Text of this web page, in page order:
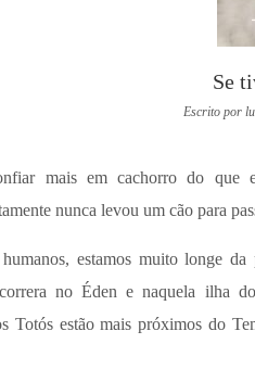
Se
Escrito por
mais em cachorro do que
nunca levou um cão para
estamos muito longe da
no Éden e naquela ilha
Totós estão mais próximos do